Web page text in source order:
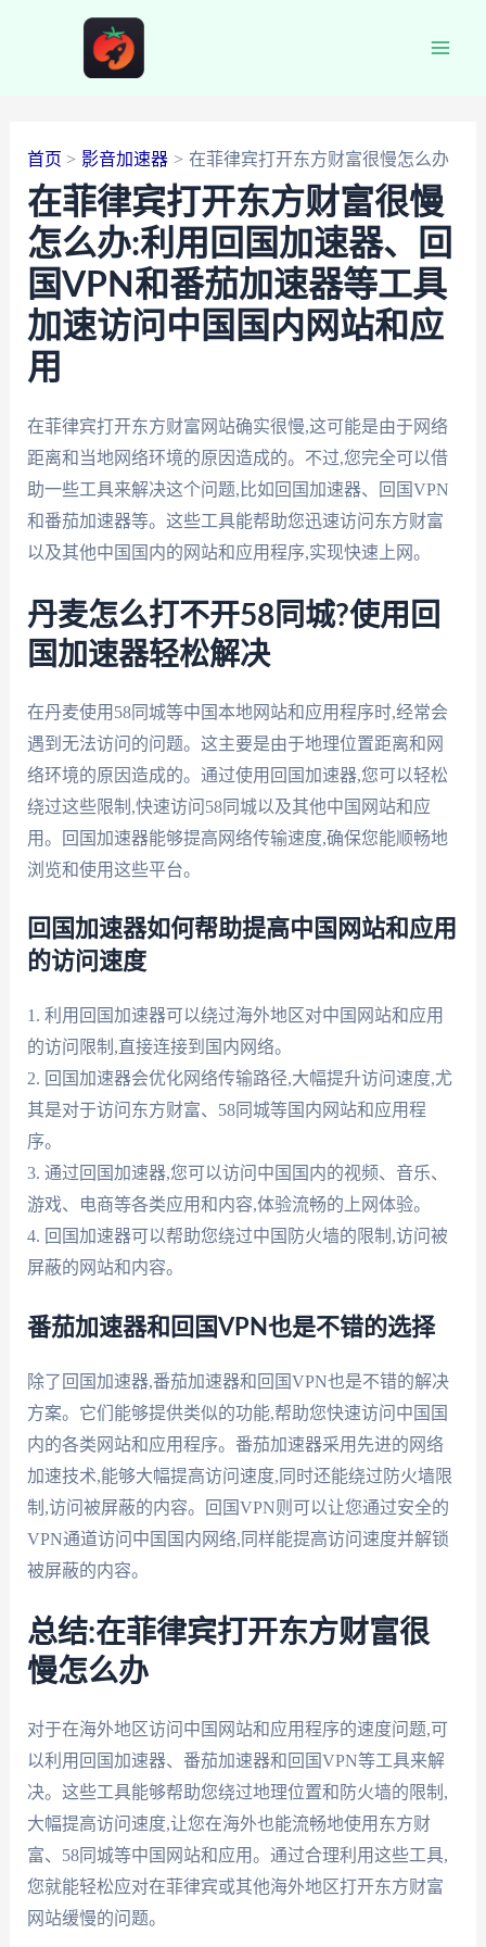
首页 影音加速器 在菲律宾打开东方财富很慢怎么办
在菲律宾打开东方财富很慢
怎么办:利用回国加速器、回
国VPN和番茄加速器等工具
加速访问中国国内网站和应
用
在菲律宾打开东方财富网站确实很慢,这可能是由于网络
距离和当地网络环境的原因造成的。不过,您完全可以借
助一些工具来解决这个问题,比如回国加速器、回国VPN
和番茄加速器等。这些工具能帮助您迅速访问东方财富
以及其他中国国内的网站和应用程序,实现快速上网。
丹麦怎么打不开58同城?使用回
国加速器轻松解决
在丹麦使用58同城等中国本地网站和应用程序时,经常会
遇到无法访问的问题。这主要是由于地理位置距离和网
络环境的原因造成的。通过使用回国加速器,您可以轻松
绕过这些限制,快速访问58同城以及其他中国网站和应
用。回国加速器能够提高网络传输速度,确保您能顺畅地
浏览和使用这些平台。
回国加速器如何帮助提高中国网站和应用
的访问速度
1. 利用回国加速器可以绕过海外地区对中国网站和应用
的访问限制,直接连接到国内网络。
2. 回国加速器会优化网络传输路径,大幅提升访问速度,尤
其是对于访问东方财富、58同城等国内网站和应用程
序。
3. 通过回国加速器,您可以访问中国国内的视频、音乐、
游戏、电商等各类应用和内容,体验流畅的上网体验。
4. 回国加速器可以帮助您绕过中国防火墙的限制,访问被
屏蔽的网站和内容。
番茄加速器和回国VPN也是不错的选择
除了回国加速器,番茄加速器和回国VPN也是不错的解决
方案。它们能够提供类似的功能,帮助您快速访问中国国
内的各类网站和应用程序。番茄加速器采用先进的网络
加速技术,能够大幅提高访问速度,同时还能绕过防火墙限
制,访问被屏蔽的内容。回国VPN则可以让您通过安全的
VPN通道访问中国国内网络,同样能提高访问速度并解锁
被屏蔽的内容。
总结:在菲律宾打开东方财富很
慢怎么办
对于在海外地区访问中国网站和应用程序的速度问题,可
以利用回国加速器、番茄加速器和回国VPN等工具来解
决。这些工具能够帮助您绕过地理位置和防火墙的限制,
大幅提高访问速度,让您在海外也能流畅地使用东方财
富、58同城等中国网站和应用。通过合理利用这些工具,
您就能轻松应对在菲律宾或其他海外地区打开东方财富
网站缓慢的问题。